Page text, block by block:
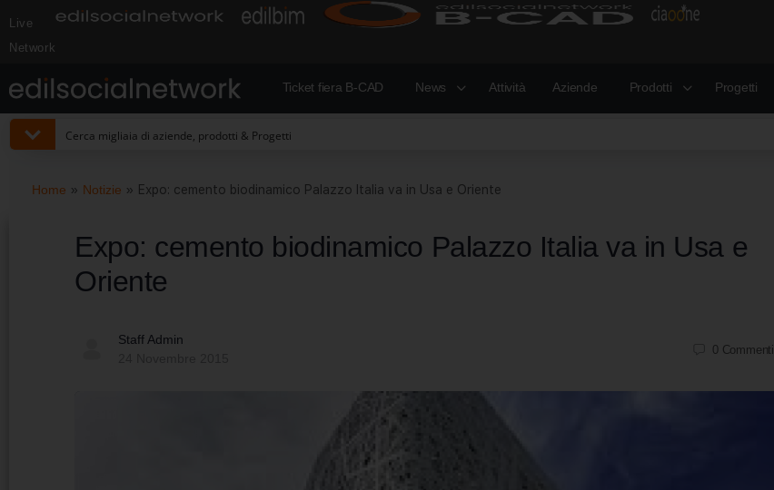
Live
Network
Ticket fiera B-CAD News Attività Aziende Prodotti Progetti
Home » Notizie » Expo: cemento biodinamico Palazzo Italia va in Usa e Oriente
Expo: cemento biodinamico Palazzo Italia va in Usa e
Oriente
Staff Admin
0 Commenti